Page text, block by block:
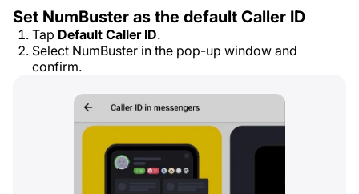
Set NumBuster as the default Caller ID
Tap Default Caller ID.
Select NumBuster in the pop-up window and
confirm.